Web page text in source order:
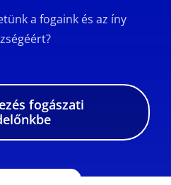
a fogaink és az íny
fogászati